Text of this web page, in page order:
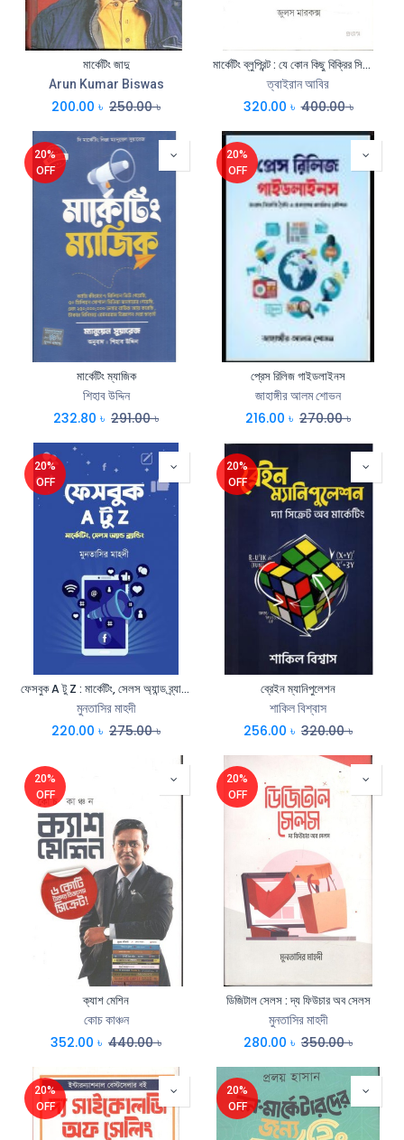
মার্কেটিং জাদু
Arun Kumar Biswas
200.00 ৳ 250.00৳
মার্কেটিং ব্লুপ্রিন্ট : যে কোন কিছু বিক্রির সিক্রেট কৌশল (জুলস মারকক্স)
ত্বাইরান আবির
320.00 ৳ 400.00৳
20%
OFF
মার্কেটিং ম্যাজিক
শিহাব উদ্দিন
232.80 ৳ 291.00৳
20%
OFF
প্রেস রিলিজ গাইডলাইনস
জাহাঙ্গীর আলম শোভন
216.00 ৳ 270.00৳
20%
OFF
ফেসবুক A টু Z : মার্কেটিং, সেলস অ্যান্ড ব্র্যান্ডিং
মুনতাসির মাহদী
220.00 ৳ 275.00৳
20%
OFF
ব্রেইন ম্যানিপুলেশন
শাকিল বিশ্বাস
256.00 ৳ 320.00৳
20%
OFF
ক্যাশ মেশিন
কোচ কাঞ্চন
352.00 ৳ 440.00৳
20%
OFF
ডিজিটাল সেলস : দ্য ফিউচার অব সেলস
মুনতাসির মাহদী
280.00 ৳ 350.00৳
20%
OFF
20%
OFF